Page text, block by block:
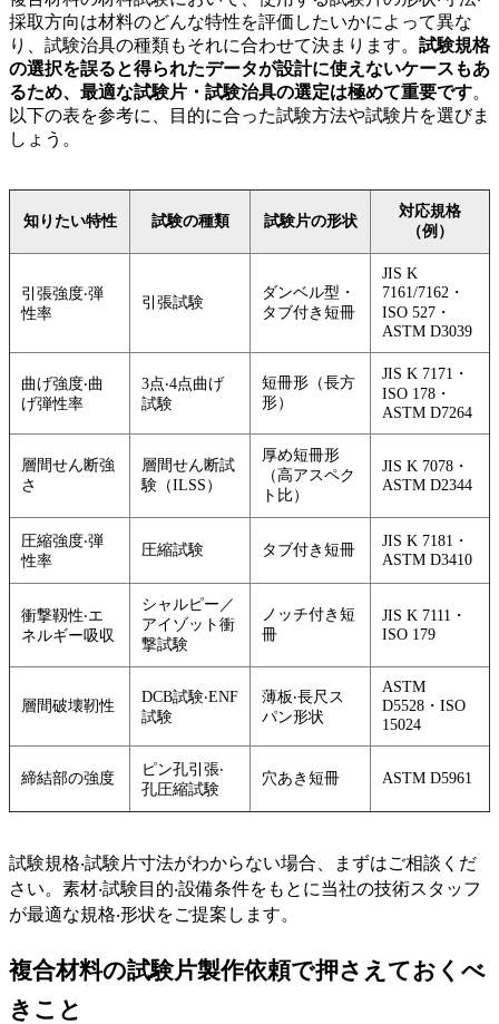
採取方向は材料のどんな特性を評価したいかによって異な
り、試験治具の種類もそれに合わせて決まります。 試験規格
の選択を誤ると得られたデータが設計に使えないケースもあ
るため、最適な試験片・試験治具の選定は極めて重要です。
以下の表を参考に、目的に合った試験方法や試験片を選びま
しょう。
知りたい特性 試験の種類 試験⽚の形状
対応規格
（例）
引張強度‧弾
性率
引張試験
ダンベル型・
タブ付き短冊
JIS K
7161/7162・
ISO 527・
ASTM D3039
曲げ強度‧曲
げ弾性率
3点‧4点曲げ
試験
短冊形（長方
形）
JIS K 7171・
ISO 178・
ASTM D7264
層間せん断強
さ
層間せん断試
験（ILSS）
厚め短冊形
（高アスペク
ト比）
JIS K 7078・
ASTM D2344
圧縮強度‧弾
性率
圧縮試験 タブ付き短冊
JIS K 7181・
ASTM D3410
衝撃靱性‧エ
ネルギー吸収
シャルピー／
アイゾット衝
撃試験
ノッチ付き短
冊
JIS K 7111・
ISO 179
層間破壊靭性
DCB試験‧ENF
試験
薄板‧長尺ス
パン形状
ASTM
D5528・ISO
15024
締結部の強度
ピン孔引張‧
孔圧縮試験
穴あき短冊 ASTM D5961
試験規格‧試験片寸法がわからない場合、まずはご相談くだ
さい。素材‧試験目的‧設備条件をもとに当社の技術スタッフ
が最適な規格‧形状をご提案します。
複合材料の試験片製作依頼で押さえておくべ
きこと